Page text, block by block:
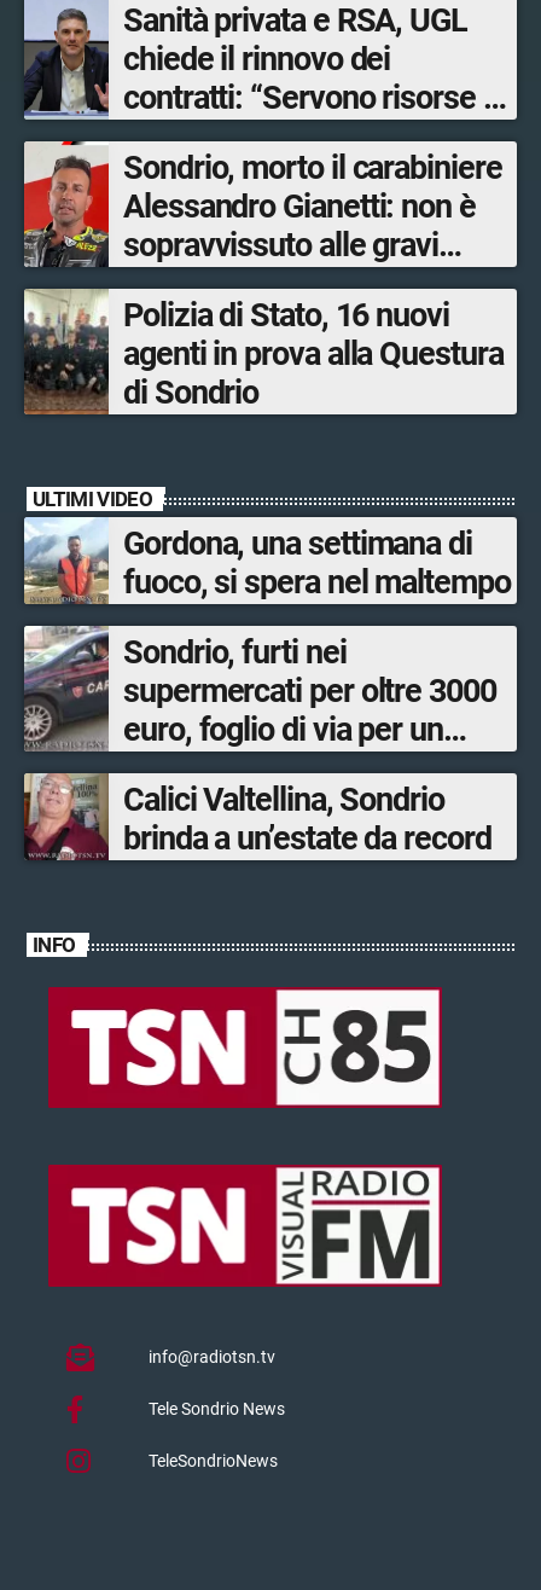
Sanità privata e RSA, UGL
chiede il rinnovo dei
contratti: “Servono risorse e
salari adeguati”
Sondrio, morto il carabiniere
Alessandro Gianetti: non è
sopravvissuto alle gravi
ustioni
Polizia di Stato, 16 nuovi
agenti in prova alla Questura
di Sondrio
ULTIMI VIDEO
Gordona, una settimana di
fuoco, si spera nel maltempo
Sondrio, furti nei
supermercati per oltre 3000
euro, foglio di via per un
ventinovenne
Calici Valtellina, Sondrio
brinda a un’estate da record
INFO
info@radiotsn.tv
Tele Sondrio News
TeleSondrioNews